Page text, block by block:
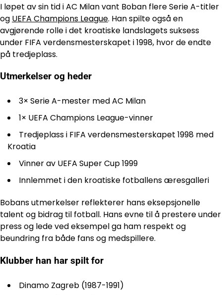
I løpet av sin tid i AC Milan vant Boban flere Serie A-titler
og UEFA Champions League. Han spilte også en
avgjørende rolle i det kroatiske landslagets suksess
under FIFA verdensmesterskapet i 1998, hvor de endte
på tredjeplass.
Utmerkelser og heder
3× Serie A-mester med AC Milan
1× UEFA Champions League-vinner
Tredjeplass i FIFA verdensmesterskapet 1998 med
Kroatia
Vinner av UEFA Super Cup 1999
Innlemmet i den kroatiske fotballens æresgalleri
Bobans utmerkelser reflekterer hans eksepsjonelle
talent og bidrag til fotball. Hans evne til å prestere under
press og lede ved eksempel ga ham respekt og
beundring fra både fans og medspillere.
Klubber han har spilt for
Dinamo Zagreb (1987-1991)